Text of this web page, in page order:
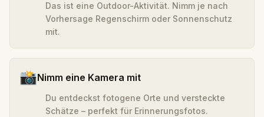
Das ist eine Outdoor-Aktivität. Nimm je nach
Vorhersage Regenschirm oder Sonnenschutz
mit.
📸Nimm eine Kamera mit
Du entdeckst fotogene Orte und versteckte
Schätze – perfekt für Erinnerungsfotos.